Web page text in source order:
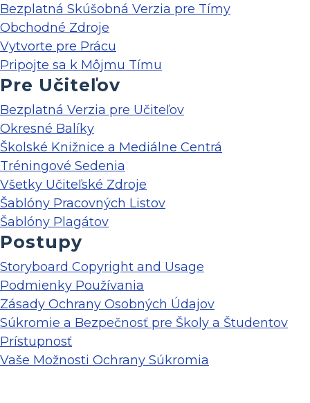
Bezplatná Skúšobná Verzia pre Tímy
Obchodné Zdroje
Vytvorte pre Prácu
Pripojte sa k Môjmu Tímu
Pre Učiteľov
Bezplatná Verzia pre Učiteľov
Okresné Balíky
Školské Knižnice a Mediálne Centrá
Tréningové Sedenia
Všetky Učiteľské Zdroje
Šablóny Pracovných Listov
Šablóny Plagátov
Postupy
Storyboard Copyright and Usage
Podmienky Používania
Zásady Ochrany Osobných Údajov
Súkromie a Bezpečnosť pre Školy a Študentov
Prístupnosť
Vaše Možnosti Ochrany Súkromia